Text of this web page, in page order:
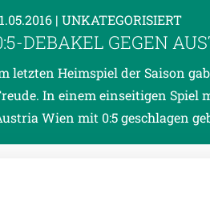
| UNKATEGORISIERT
DEBAKEL GEGEN
letzten Heimspiel der Saison
In einem einseitigen Spiel
Wien mit 0:5 geschlagen